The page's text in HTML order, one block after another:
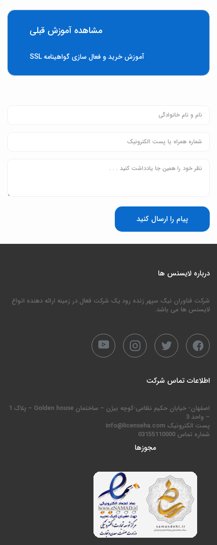
مشاهده آموزش قبلی
آموزش خرید و فعال سازی گواهینامه SSL
پیام را ارسال کنید
درباره لایسنس ها
شرکت فناوران نیک سپهر زنده رود یک شرکت فعال در زمینه ارائه دهنده انواع
لایسنس ها می باشد.
اطلاعات تماس شرکت
اصفهان- خیابان حکیم نظامی-کوچه بیژن – ساختمان Golden house – پلاک 1
– واحد 3
پست الکترونیک info@licenseha.com
شماره تماس 03155110000
مجوزها